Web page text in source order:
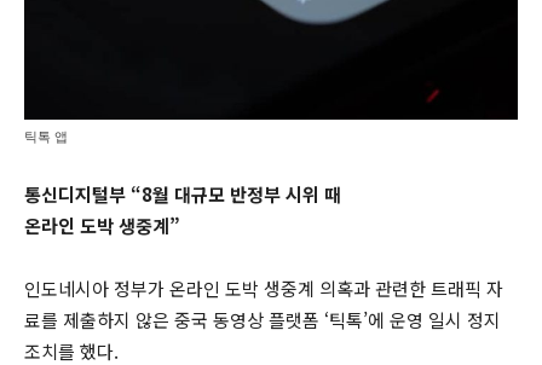
틱톡 앱
통신디지털부 “8월 대규모 반정부 시위 때
온라인 도박 생중계”
인도네시아 정부가 온라인 도박 생중계 의혹과 관련한 트래픽 자
료를 제출하지 않은 중국 동영상 플랫폼 ‘틱톡’에 운영 일시 정지
조치를 했다.